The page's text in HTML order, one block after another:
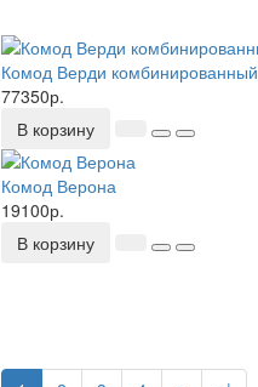
Комод Верди комбинированный
77350р.
В корзину
Комод Верона
19100р.
В корзину